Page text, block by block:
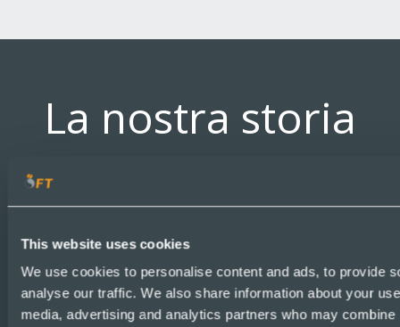
This website uses cookies
We use cookies to personalise content and ads, to provide
analyse our traffic. We also share information about your
media, advertising and analytics partners who may
La nostra storia
1959 La Evans Universal
viene costituita a
Leeds, nel Regno
Unito